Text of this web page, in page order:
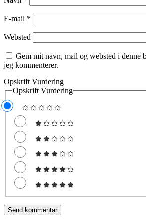
E-mail *
Websted
Gem mit navn, mail og websted i denne
jeg kommenterer.
Opskrift Vurdering
Opskrift Vurdering